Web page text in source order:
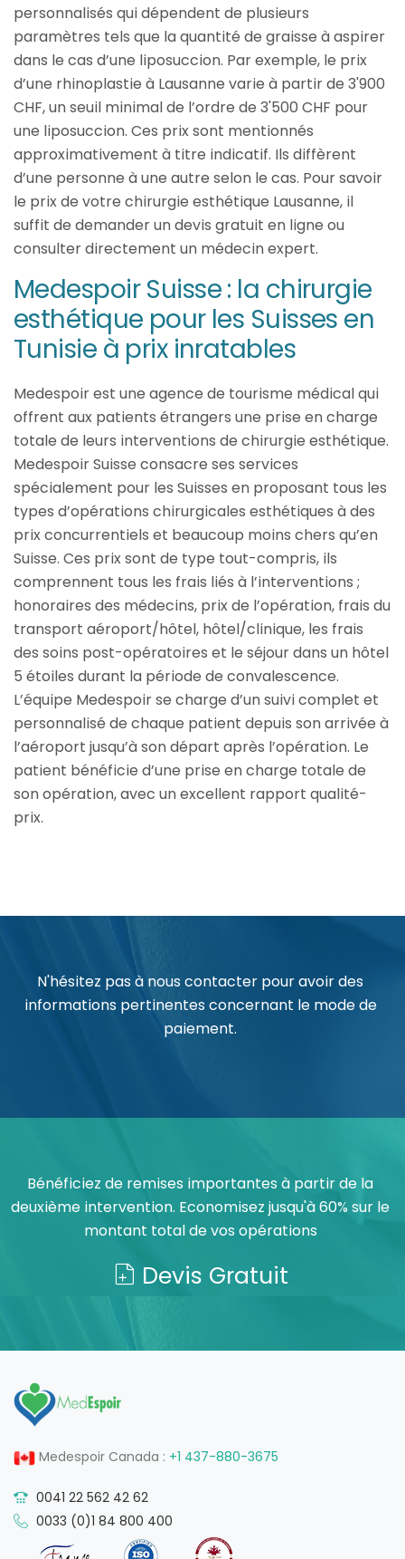
personnalisés qui dépendent de plusieurs
paramètres tels que la quantité de graisse à aspirer
dans le cas d’une liposuccion. Par exemple, le prix
d’une rhinoplastie à Lausanne varie à partir de 3'900
CHF, un seuil minimal de l’ordre de 3'500 CHF pour
une liposuccion. Ces prix sont mentionnés
approximativement à titre indicatif. Ils diffèrent
d’une personne à une autre selon le cas. Pour savoir
le prix de votre chirurgie esthétique Lausanne, il
suffit de demander un devis gratuit en ligne ou
consulter directement un médecin expert.
Medespoir Suisse : la chirurgie
esthétique pour les Suisses en
Tunisie à prix inratables
Medespoir est une agence de tourisme médical qui
offrent aux patients étrangers une prise en charge
totale de leurs interventions de chirurgie esthétique.
Medespoir Suisse consacre ses services
spécialement pour les Suisses en proposant tous les
types d’opérations chirurgicales esthétiques à des
prix concurrentiels et beaucoup moins chers qu’en
Suisse. Ces prix sont de type tout-compris, ils
comprennent tous les frais liés à l’interventions ;
honoraires des médecins, prix de l’opération, frais du
transport aéroport/hôtel, hôtel/clinique, les frais
des soins post-opératoires et le séjour dans un hôtel
5 étoiles durant la période de convalescence.
L’équipe Medespoir se charge d’un suivi complet et
personnalisé de chaque patient depuis son arrivée à
l’aéroport jusqu’à son départ après l’opération. Le
patient bénéficie d’une prise en charge totale de
son opération, avec un excellent rapport qualité-
prix.
N'hésitez pas à nous contacter pour avoir des
informations pertinentes concernant le mode de
paiement.
Bénéficiez de remises importantes à partir de la
deuxième intervention. Economisez jusqu'à 60% sur le
montant total de vos opérations
Devis Gratuit
Medespoir Canada : +1 437-880-3675
0041 22 562 42 62
0033 (0)1 84 800 400